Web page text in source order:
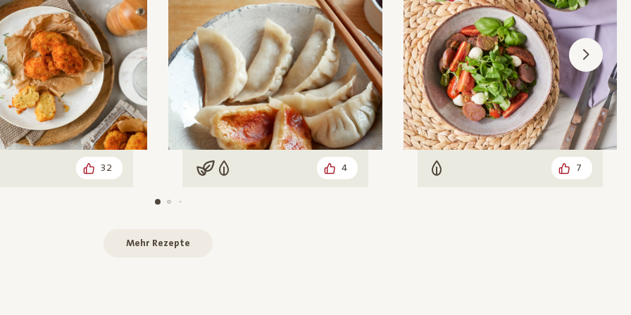
32 Vegan
Vegetarisch 4 Vegetarisch 7
Mehr Rezepte